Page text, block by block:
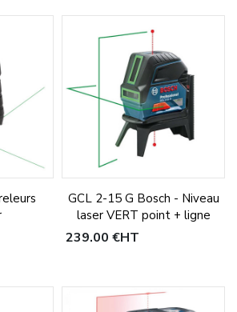
GCL 2-15 G Bosch - Niveau
laser VERT point + ligne
239,00 €HT